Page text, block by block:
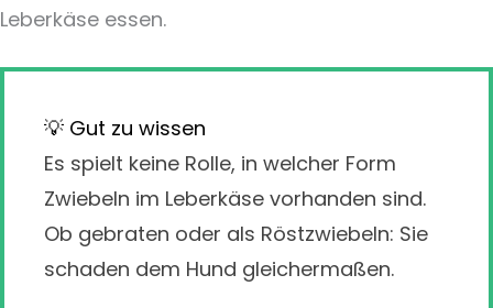
Leberkäse essen.
💡 Gut zu wissen
Es spielt keine Rolle, in welcher Form
Zwiebeln im Leberkäse vorhanden sind.
Ob gebraten oder als Röstzwiebeln: Sie
schaden dem Hund gleichermaßen.